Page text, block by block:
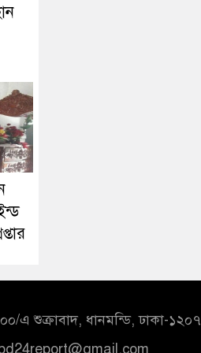
এ শুক্রাবাদ, ধানমন্ডি, ঢাকা-১২০৭